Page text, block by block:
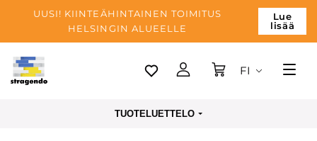
UUSI! KIINTEÄHINTAINEN TOIMITUS
HELSINGIN ALUEELLE
Lue
lisää
Tallinn
FI
TUOTELUETTELO